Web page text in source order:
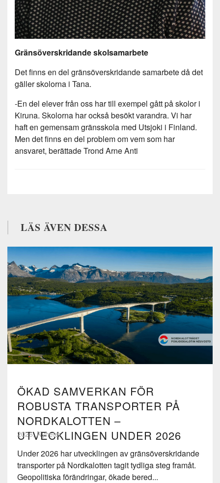
Gränsöverskridande skolsamarbete
Det finns en del gränsöverskridande samarbete då det
gäller skolorna i Tana.
-En del elever från oss har till exempel gått på skolor i
Kiruna. Skolorna har också besökt varandra. Vi har
haft en gemensam gränsskola med Utsjoki i Finland.
Men det finns en del problem om vem som har
ansvaret, berättade Trond Arne Anti
LÄS ÄVEN DESSA
ÖKAD SAMVERKAN FÖR
ROBUSTA TRANSPORTER PÅ
NORDKALOTTEN –
UTVECKLINGEN UNDER 2026
2026, Nyheter
Under 2026 har utvecklingen av gränsöverskridande
transporter på Nordkalotten tagit tydliga steg framåt.
Geopolitiska förändringar, ökade bered...